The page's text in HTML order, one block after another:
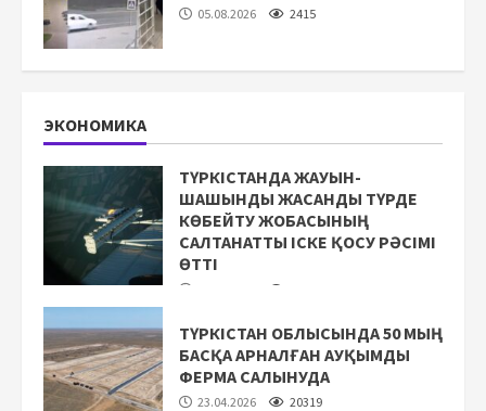
05.08.2026 2415
ЭКОНОМИКА
ТҮРКІСТАНДА ЖАУЫН-
ШАШЫНДЫ ЖАСАНДЫ ТҮРДЕ
КӨБЕЙТУ ЖОБАСЫНЫҢ
САЛТАНАТТЫ ІСКЕ ҚОСУ РӘСІМІ
ӨТТІ
ТҮРКІСТАН ОБЛЫСЫНДА 50 МЫҢ
БАСҚА АРНАЛҒАН АУҚЫМДЫ
ФЕРМА САЛЫНУДА
23.04.2026 20319